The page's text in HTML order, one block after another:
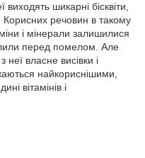
виходять шикарні бісквіти,
Корисних речовин в такому
і мінерали залишилися
перед помелом. Але
власне висівки і
найкориснішими,
вітамінів і